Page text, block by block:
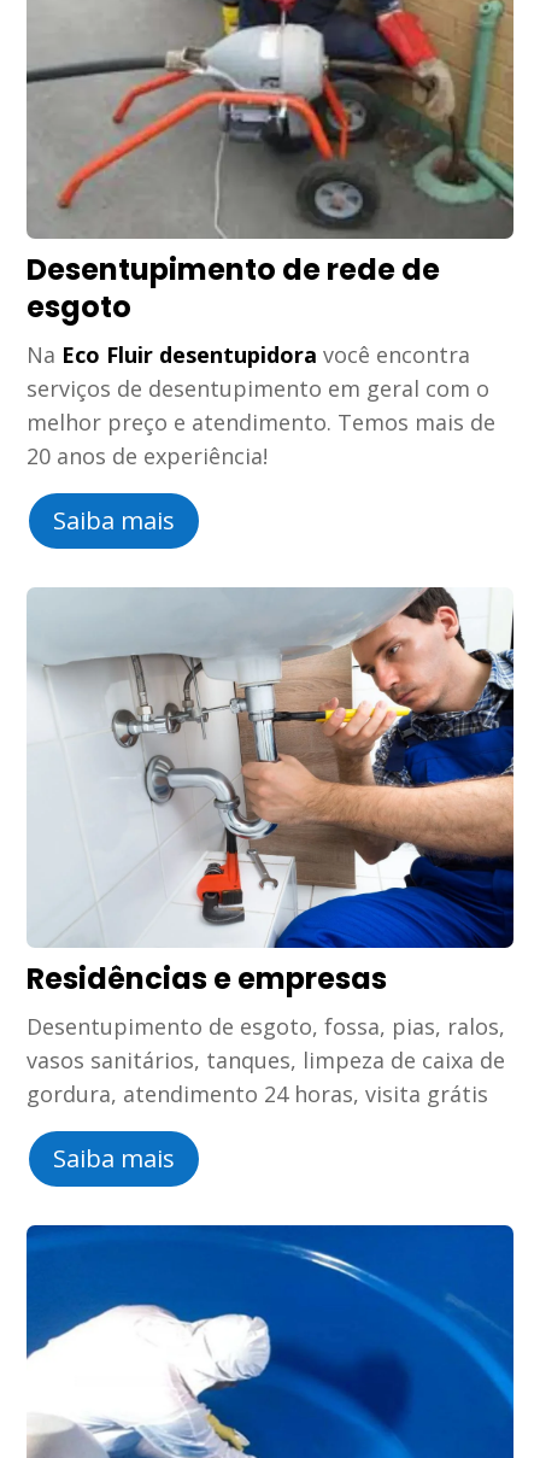
Desentupimento de rede de
esgoto
Na Eco Fluir desentupidora você encontra
serviços de desentupimento em geral com o
melhor preço e atendimento. Temos mais de
20 anos de experiência!
Saiba mais
Residências e empresas
Desentupimento de esgoto, fossa, pias, ralos,
vasos sanitários, tanques, limpeza de caixa de
gordura, atendimento 24 horas, visita grátis
Saiba mais